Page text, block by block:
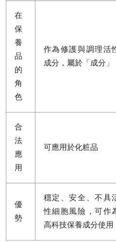
在
保
養
品
的
角
色
作為修護與調理活
成分，屬於「成分」
合
法
應
用
可應用於化粧品
優
勢
穩定、安全、不具
性細胞風險，可作
高科技保養成分使用